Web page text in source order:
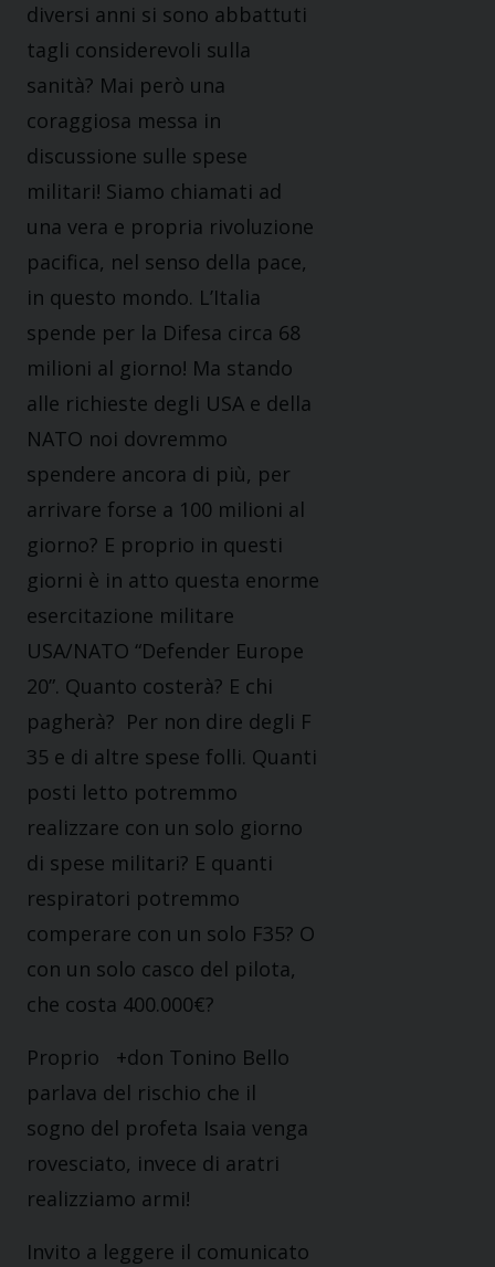
diversi anni si sono abbattuti
tagli considerevoli sulla
sanità? Mai però una
coraggiosa messa in
discussione sulle spese
militari! Siamo chiamati ad
una vera e propria rivoluzione
pacifica, nel senso della pace,
in questo mondo. L’Italia
spende per la Difesa circa 68
milioni al giorno! Ma stando
alle richieste degli USA e della
NATO noi dovremmo
spendere ancora di più, per
arrivare forse a 100 milioni al
giorno? E proprio in questi
giorni è in atto questa enorme
esercitazione militare
USA/NATO “Defender Europe
20”. Quanto costerà? E chi
pagherà? Per non dire degli F
35 e di altre spese folli. Quanti
posti letto potremmo
realizzare con un solo giorno
di spese militari? E quanti
respiratori potremmo
comperare con un solo F35? O
con un solo casco del pilota,
che costa 400.000€?
Proprio +don Tonino Bello
parlava del rischio che il
sogno del profeta Isaia venga
rovesciato, invece di aratri
realizziamo armi!
Invito a leggere il comunicato